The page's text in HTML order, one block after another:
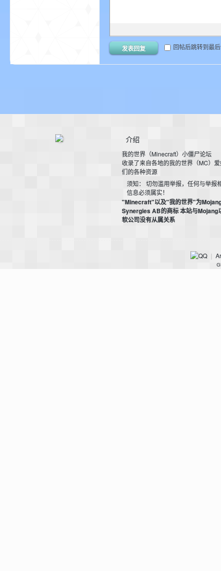
)
发表回复 回帖后跳转到最
介绍
我的世界（Minecraft）小僵尸论坛
收录了来自各地的我的世界（MC）
们的各种资源
须知： 切勿滥用举报，任何与举报
信息必须属实！
"Minecraft"以及"我的世界"为
Synergies AB的商标 本站与Mojang
软公司没有从属关系